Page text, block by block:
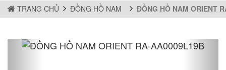
TRANG CHỦ ĐỒNG HỒ NAM ĐỒNG HỒ NAM ORIENT